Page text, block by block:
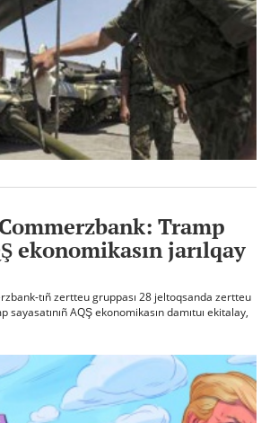
Tramp
ekonomikasın jarılqay
tıñ zertteu gruppası 28 jeltoqsanda zertteu
AQŞ ekonomikasın damıtuı ekitalay,